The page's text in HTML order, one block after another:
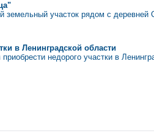
земельный участок рядом с
в Ленинградской области
недорого участки в